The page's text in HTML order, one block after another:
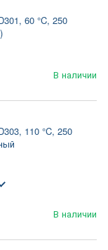
60 °C, 250
В наличии
110 °C, 250
В наличии